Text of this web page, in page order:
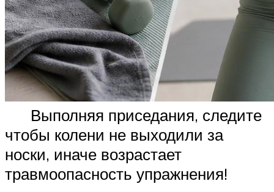
Выполняя приседания, следите
чтобы колени не выходили за
носки, иначе возрастает
травмоопасность упражнения!